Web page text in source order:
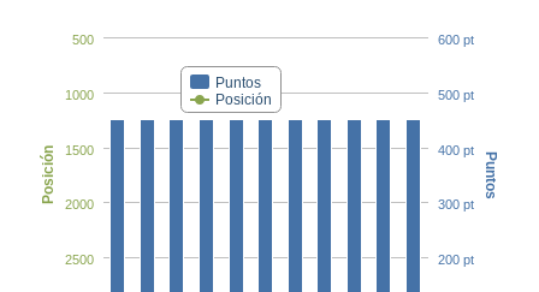
Posición Puntos
Puntos
Posición
500
1000
1500
2000
2500 200 pt
300 pt
400 pt
500 pt
600 pt